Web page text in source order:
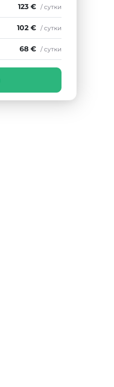
123 € / сутки
102 € / сутки
68 € / сутки